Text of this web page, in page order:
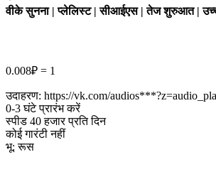
वीके सुनना | प्लेलिस्ट | सीआईएस | तेज शुरुआत |
0.008₽ = 1
उदाहरण: https://vk.com/
0-3 घंटे प्रारंभ करें
स्पीड 40 हजार प्रति दिन
कोई गारंटी नहीं
भू: रूस